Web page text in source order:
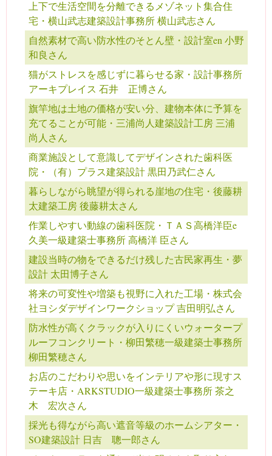
上下で生活空間を分離できるメゾネット集合住
宅・横山武志建築設計事務所 横山武志さん
自然素材で高い防水性のそとん壁・設計室en 小野
和良さん
猫がストレスを感じずに暮らせる家・設計事務所
アーキプレイス 石井 正博さん
旗竿地は土地の価格が安い分、建物本体に予算を
充てることが可能・三浦尚人建築設計工房 三浦
尚人さん
商業施設として意識してデザインされた歯科医
院・（有）プラス建築設計 黒田乃武仁さん
暮らしながら眺望が得られる崖地の住宅・後藤耕
太建築工房 後藤耕太さん
作業しやすい動線の歯科医院・ＴＡＳ高橋洋臣e
久美一級建築士事務所 高橋洋 臣さん
建設当時の物をできるだけ残した古民家再生・夢
設計 太田博子さん
将来の可変性や増築も視野に入れた工場・株式会
社ヨシダデザインワークショップ 吉田明弘さん
防水性が高くクラックが入りにくいウォータープ
ルーフコンクリート・柳田繁穂一級建築士事務所
柳田繁穂さん
お店のこだわりや思いをインテリアや形に現すス
テーキ店・ARKSTUDIO一級建築士事務所 茶之
木 宏次さん
採光も得ながら高い遮音等級のホームシアター・
SO建築設計 日吉 聰一郎さん